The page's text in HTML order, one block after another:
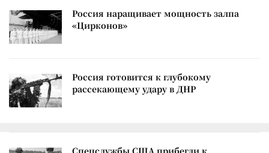
Россия наращивает мощность залпа
«Цирконов»
Россия готовится к глубокому
рассекающему удару в ДНР